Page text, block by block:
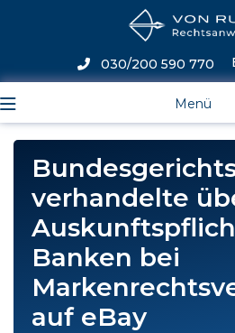
Menü
030/200 590 770
verhandelte
Banken bei
auf eBay